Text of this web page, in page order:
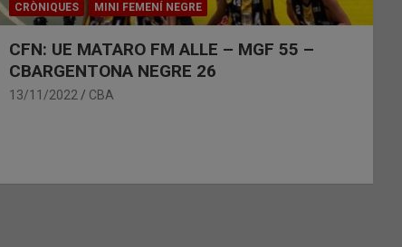
CRÒNIQUES MINI FEMENÍ NEGRE
CFN: UE MATARO FM ALLE – MGF 55 –
CBARGENTONA NEGRE 26
13/11/2022 CBA